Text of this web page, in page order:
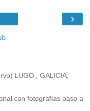
›
LUGO , GALICIA,
con fotografías paso a